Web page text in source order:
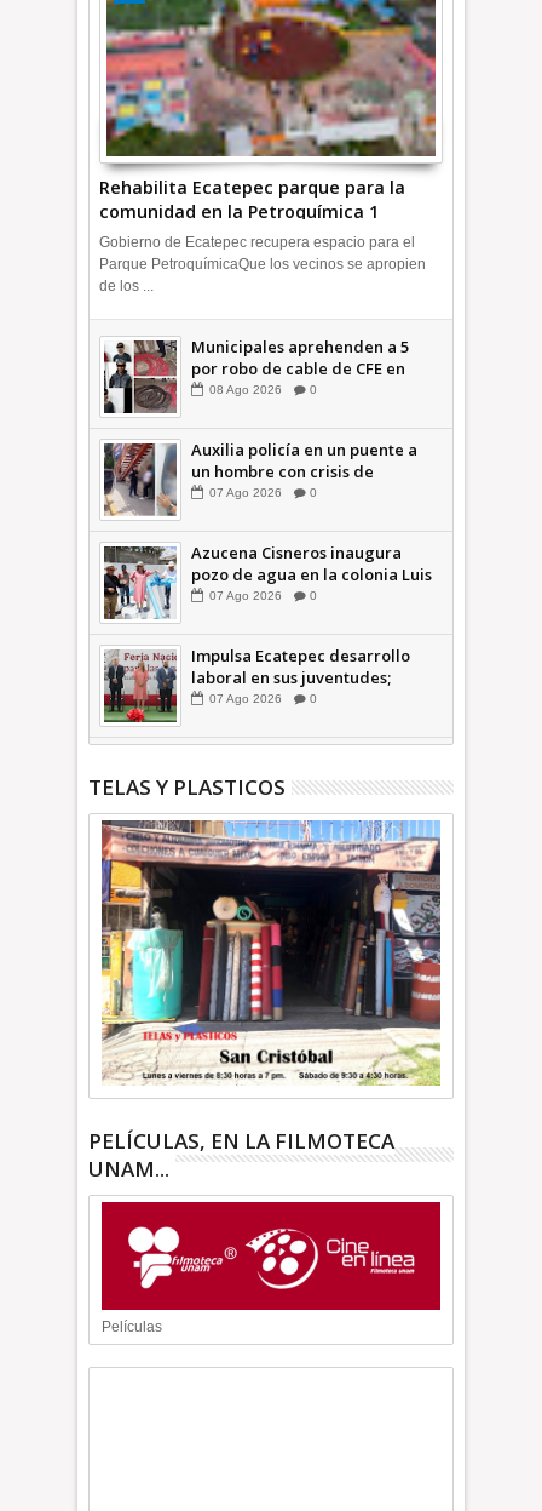
Rehabilita Ecatepec parque para la
comunidad en la Petroquímica 1
+Video | INFORMA
Gobierno de Ecatepec recupera espacio para el
Parque PetroquímicaQue los vecinos se apropien
de los ...
Municipales aprehenden a 5
por robo de cable de CFE en
Jardines de Casa Nueva +Video
08 Ago 2026 0
Auxilia policía en un puente a
un hombre con crisis de
ansiedad en la Vía Morelos |
07 Ago 2026 0
Azucena Cisneros inaugura
pozo de agua en la colonia Luis
Donaldo Colosio +Video |
07 Ago 2026 0
Impulsa Ecatepec desarrollo
laboral en sus juventudes;
inauguran Feria de Empleo y
INFORMATIVA
07 Ago 2026 0
TELAS Y PLASTICOS
PELÍCULAS, EN LA FILMOTECA
UNAM...
Películas